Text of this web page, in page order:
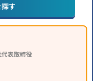
す
代表取締役